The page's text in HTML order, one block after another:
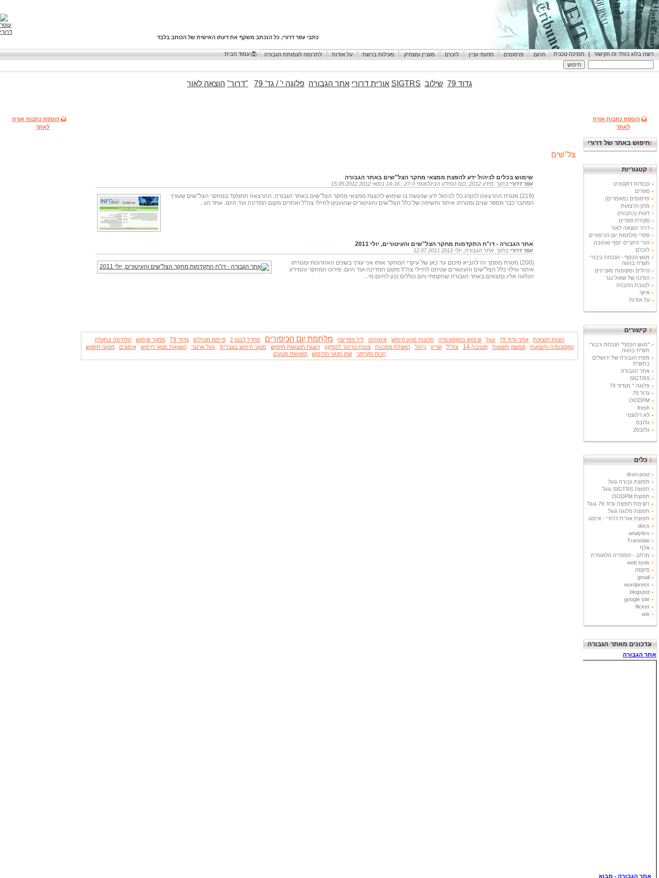
כתבי עפר דרורי, כל הנכתב משקף את דעתו האישית של הכותב בלבד
רוצה בלוג כזה? זה הקישור | תמיכה טכנית תרגם פרסומים תחומי עניין לזכרם מעניין ומצחיק פעילות ברשת על אודות לתרומה לעמותת הגבורה עמוד הבית
הוספת כתבות אורח
לאתר
הוספת כתבות אורח
לאתר
חיפוש באתר של דרורי
קטגוריות
עבודות דוקטורט
ספרים
פרסומים (מאמרים)
מתן הרצאות
דעות (כתבות)
סקירת ספרים
דרור הוצאה לאור
ספרי מלחמת יום הכיפורים
הורי היקרים יוסף ואהובה
לזכרם
מגש הכסף - הנכחת גיבורי
תש"ח בהווה
טיולים ומקומות מעניינים
הפינה של שאול נגר
לטובת החברה
אישי
על אודות
קישורים
"מגש הכסף" הנכחת גיבורי
תש"ח בהווה
מפת הגבורה של ירושלים
בתש"ח
אתר הגבורה
SIGTRS
פלוגה י' מגדוד 79
גדוד 79
OODPM
fresh
לא רלוונטי
גלובס
גלובס2
כלים
drori-post
תפוצת גבורה גוגל
תפוצה SIGTRS גוגל
תפוצת OODPM
רשימת תפוצה גדוד 79 גוגל
תפוצת פלוגה גוגל
תפוצת אורית דרורי - אימגו
docs
analytics
Translate
אלף
מרחב - הספריה הלאומית
web tools
פיקסה
gmail
wordpress
blogspot
google site
flicker
wix
עדכונים מאתר הגבורה
גדוד 79 שילוב SIGTRS אורית דרורי אתר הגבורה פלוגה י' / גד' 79 "דרור" הוצאה לאור
צל"שים
שימוש בכלים לניהול ידע להפצת ממצאי מחקר הצל"שים באתר הגבורה
עפר דרורי בתוך: מידע 2012, כנס המידע הבינלאומי ה-27 , 14-16 במאי 2012 15.05.2012
(219) מטרת ההרצאה להציג כלי לניהול ידע שנעשה בו שימוש להצגת ממצאי מחקר הצל"שים באתר הגבורה. ההרצאה תתמקד במחקר הצל"שים שעורך
המחבר כבר מספר שנים ומטרתו איתור וחשיפה של כלל הצל"שים והעיטורים שהוענקו לחיילי צה"ל ואחרים מקום המדינה ועד היום. אתר הג...
אתר הגבורה - דו"ח התקדמות מחקר הצל"שים והעיטורים, יולי 2011
עפר דרורי בתוך: אתר הגבורה, יולי 2011 12.07.2011
(200) מטרת מסמך זה להביא סיכום עד כאן של עיקרי המחקר אותו אני עורך בשנים האחרונות ומטרתו
איתור וגילוי כלל הצל"שים והעיטורים שניתנו לחיילי צה"ל מקום המדינה ועד היום. פירוט המחקר והמידע
הנלווה אליו נמצאים באתר הגבורה שהקמתי והם כוללים נכון להיום מי...
הצגת תוצאות אתר גדוד 79 גוגל שימוש בטקסונומיה תכונות מנוע חיפוש אינטרנט ליל הפריצה מלחמת יום הכיפורים מחדל לבנון 2 פיתוח מנהלים גדוד 79 מחקר שימוש
הלחימה בתעלה
טקסונומיה ותוצאות
ממשק תוצאות חטיבה 14 צה"ל שריון ניהול האצלת סמכוות צומת טרטור לכסיקון הצגת תוצאות חיפוש מנועי חיפוש בעברית גוגל ארגוני השוואת מנועי חיפוש אימונים מנועי חיפוש
הכוח הקרקעי שוק מנועי החיפוש השוואת מנועים